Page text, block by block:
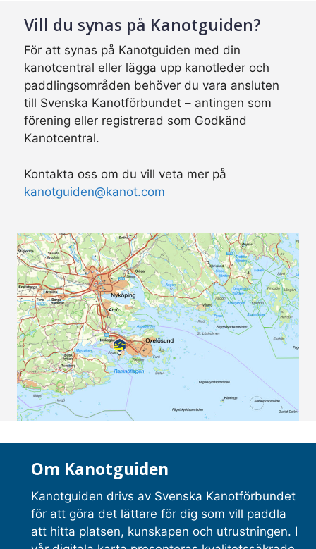
Vill du synas på Kanotguiden?
För att synas på Kanotguiden med din
kanotcentral eller lägga upp kanotleder och
paddlingsområden behöver du vara ansluten
till Svenska Kanotförbundet – antingen som
förening eller registrerad som Godkänd
Kanotcentral.
Kontakta oss om du vill veta mer på
kanotguiden@kanot.com
Om Kanotguiden
Kanotguiden drivs av Svenska Kanotförbundet
för att göra det lättare för dig som vill paddla
att hitta platsen, kunskapen och utrustningen. I